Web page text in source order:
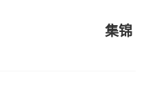
集锦